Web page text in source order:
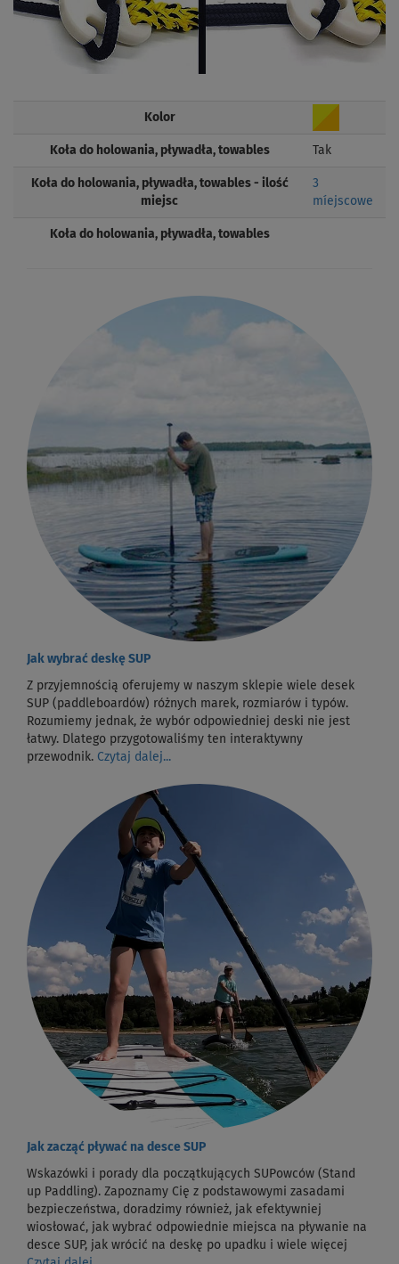
Kolor
Koła do holowania, pływadła, towables Tak
Koła do holowania, pływadła, towables - ilość
miejsc
3
míejscowe
Koła do holowania, pływadła, towables
Jak wybrać deskę SUP
Z przyjemnością oferujemy w naszym sklepie wiele desek
SUP (paddleboardów) różnych marek, rozmiarów i typów.
Rozumiemy jednak, że wybór odpowiedniej deski nie jest
łatwy. Dlatego przygotowaliśmy ten interaktywny
przewodnik. Czytaj dalej...
Jak zacząć pływać na desce SUP
Wskazówki i porady dla początkujących SUPowców (Stand
up Paddling). Zapoznamy Cię z podstawowymi zasadami
bezpieczeństwa, doradzimy również, jak efektywniej
wiosłować, jak wybrać odpowiednie miejsca na pływanie na
desce SUP, jak wrócić na deskę po upadku i wiele więcej